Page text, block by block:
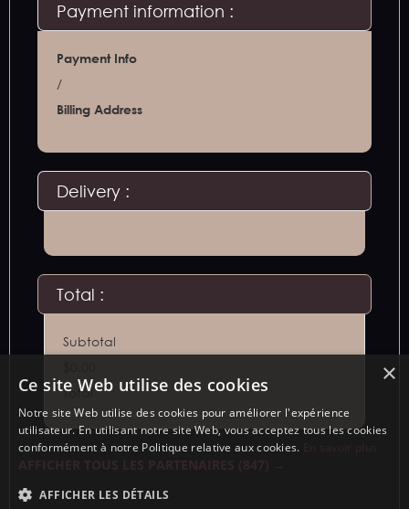
Payment information :
Payment Info
/
Billing Address
Delivery :
Total :
Subtotal
Total
×
Ce site Web utilise des cookies
Notre site Web utilise des cookies pour améliorer l'expérience
utilisateur. En utilisant notre site Web, vous acceptez tous les cookies
conformément à notre Politique relative aux cookies.
AFFICHER TOUS LES PARTENAIRES (847) →
AFFICHER LES DÉTAILS